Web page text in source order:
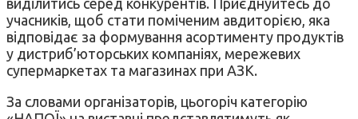
учасників, щоб стати поміченим авдиторією, яка
відповідає за формування асортименту продуктів
у дистриб’юторських компаніях, мережевих
супермаркетах та магазинах при АЗК.
За словами організаторів, цьогоріч категорію